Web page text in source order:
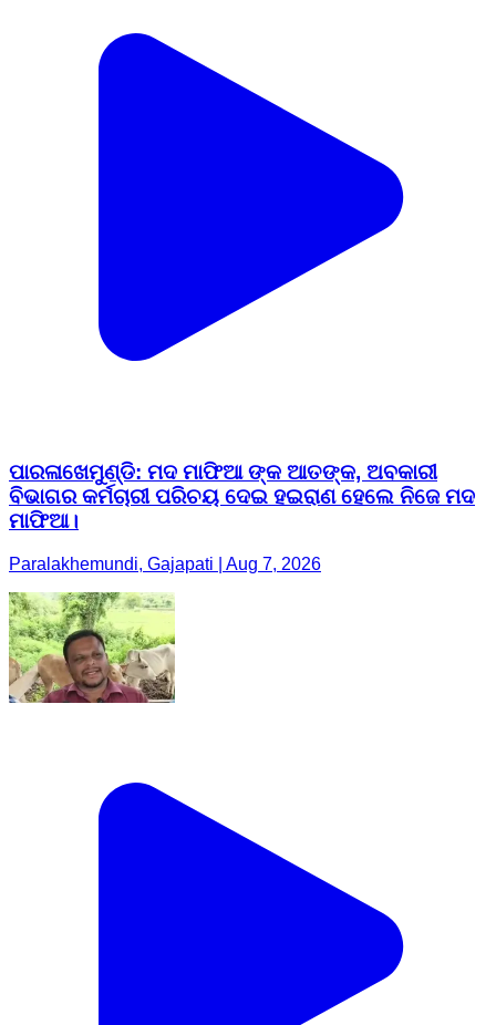
ପାରଳାଖେମୁଣ୍ଡି: ମଦ ମାଫିଆ ଙ୍କ ଆତଙ୍କ, ଅବକାରୀ
ବିଭାଗର କର୍ମଚାରୀ ପରିଚୟ ଦେଇ ହଇରାଣ ହେଲେ ନିଜେ ମଦ
ମାଫିଆ।
Paralakhemundi, Gajapati | Aug 7, 2026